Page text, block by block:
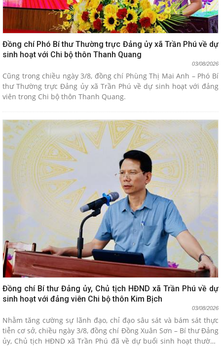
Đồng chí Phó Bí thư Thường trực Đảng ủy xã Trần Phú về dự
sinh hoạt với Chi bộ thôn Thanh Quang
03/08/2026
Cũng trong chiều ngày 3/8, đồng chí Phùng Thị Mai Anh – Phó Bí
thư Thường trực Đảng ủy xã Trần Phú về dự sinh hoạt với đảng
viên trong Chi bộ thôn Thanh Quang.
Đồng chí Bí thư Đảng ủy, Chủ tịch HĐND xã Trần Phú về dự
sinh hoạt với đảng viên Chi bộ thôn Kim Bịch
03/08/2026
Nhằm tăng cường sự lãnh đạo, chỉ đạo sâu sát và bám sát thực
tiễn cơ sở, chiều ngày 3/8, đồng chí Đồng Xuân Sơn – Bí thư Đảng
ủy, Chủ tịch HĐND xã Trần Phú đã về dự buổi sinh hoạt thường